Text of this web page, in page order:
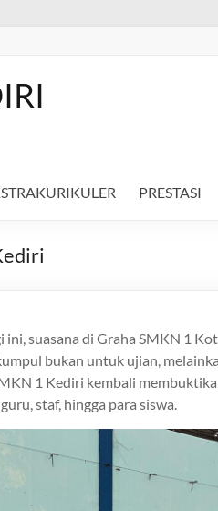
PRESTASI
ini, suasana di Graha SMKN 1
bukan untuk ujian,
1 Kediri kembali
staf, hingga para siswa.